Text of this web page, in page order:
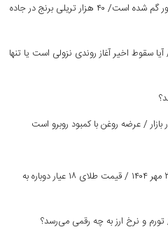
یک میلیون تن برنج وارداتی در کشور گم شده است/ ۴۰ هزار تریلی برنج در جاده
سقوط اخیر آغاز روندی نزولی است یا تنها
/ عرضه روغن با کمبود روبرو است
پیش بینی قیمت طلا و سکه امروز ۲ مهر ۱۴۰۴ / قیمت طلای ۱۸ عیار دوباره به